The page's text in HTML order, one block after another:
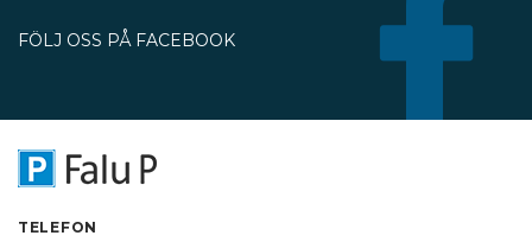
under perioden 13 juli till 30
oktober.
FÖLJ OSS PÅ FACEBOOK
TELEFON